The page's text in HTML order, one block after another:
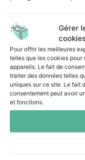
Gérer
Pour offrir les meilleures
telles que les cookies
appareils. Le fait de
traiter des données telles
uniques sur ce site. Le fait
consentement peut avoir
et fonctions.
Cette approche
cybersécurité
en gardant la main sur
Conclusion
Encadrer l’usage